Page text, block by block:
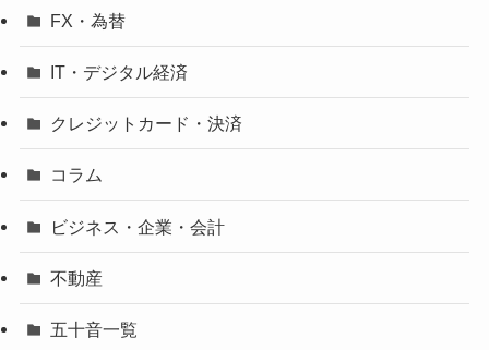
FX・為替
IT・デジタル経済
クレジットカード・決済
コラム
ビジネス・企業・会計
不動産
五十音一覧